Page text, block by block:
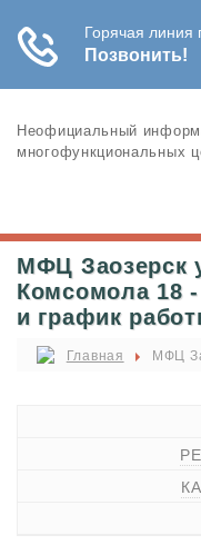
Неофициальный
многофункциональных
МФЦ Заозерск
Комсомола 18
и график
Главная МФЦ